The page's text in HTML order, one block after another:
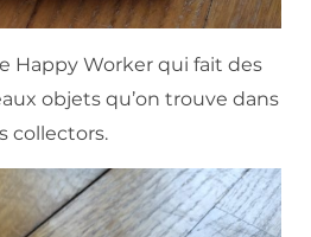
Happy Worker qui fait des
objets qu’on trouve dans
collectors.